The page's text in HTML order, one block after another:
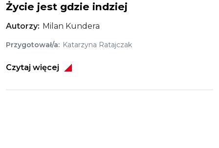
Życie jest gdzie indziej
Autorzy Milan Kundera
Przygotował/a Katarzyna Ratajczak
Czytaj więcej